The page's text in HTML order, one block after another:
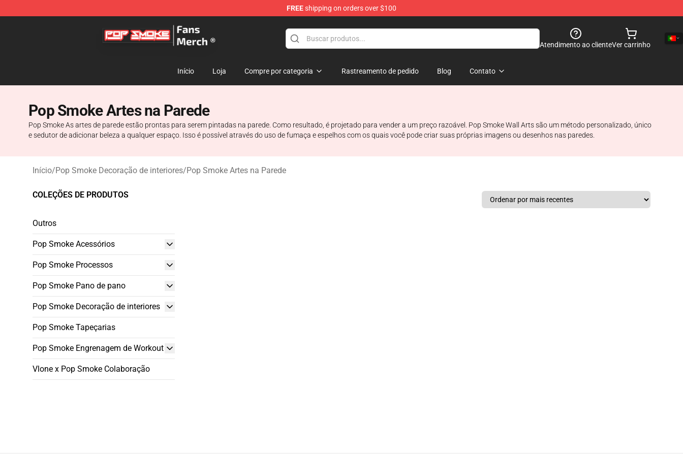
FREEshipping on orders over $100
Pop Smoke Store - Official Pop Smoke Merchandise Shop
Atendimento ao clienteVer carrinho
Início Loja Compre por categoria Rastreamento de pedido Blog Contato
Pop Smoke Artes na Parede
Pop Smoke As artes de parede estão prontas para serem pintadas na parede. Como resultado, é projetado para vender a um preço razoável. Pop Smoke Wall Arts são um método personalizado, único
e sedutor de adicionar beleza a qualquer espaço. Isso é possível através do uso de fumaça e espelhos com os quais você pode criar suas próprias imagens ou desenhos nas paredes.
Início/Pop Smoke Decoração de interiores/Pop Smoke Artes na Parede
COLEÇÕES DE PRODUTOS
Outros
Pop Smoke Acessórios
Pop Smoke Processos
Pop Smoke Pano de pano
Pop Smoke Decoração de interiores
Pop Smoke Tapeçarias
Pop Smoke Engrenagem de Workout
Vlone x Pop Smoke Colaboração